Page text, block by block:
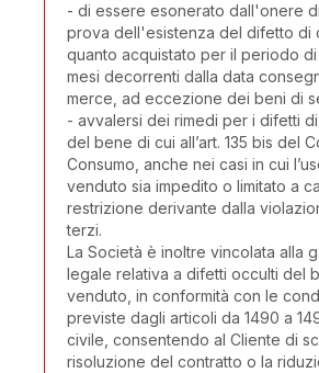
- di essere esonerato dall'onere
prova dell'esistenza del difetto di
quanto acquistato per il periodo di
mesi decorrenti dalla data
merce, ad eccezione dei beni di
- avvalersi dei rimedi per i difetti
del bene di cui all’art. 135 bis del
Consumo, anche nei casi in cui
venduto sia impedito o limitato a
restrizione derivante dalla
terzi.
La Società è inoltre vincolata alla
legale relativa a difetti occulti del
venduto, in conformità con le
previste dagli articoli da 1490 a
civile, consentendo al Cliente di
risoluzione del contratto o la